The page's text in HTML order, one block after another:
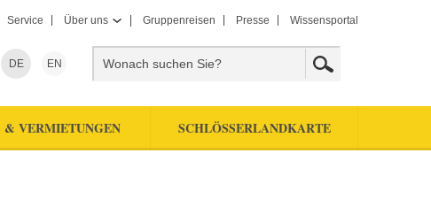
Service Über uns Gruppenreisen Presse Wissensportal
DE EN
& VERMIETUNGEN SCHLÖSSERLANDKARTE